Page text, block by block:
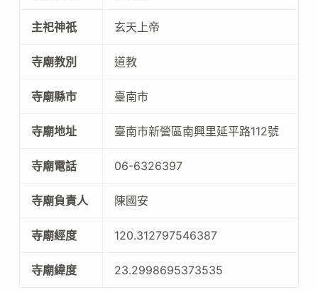
主祀神祇 玄天上帝
寺廟教別 道教
寺廟縣市 臺南市
寺廟地址 臺南市新營區南興里延平路112號
寺廟電話 06-6326397
寺廟負責人 陳國安
寺廟經度 120.312797546387
寺廟緯度 23.2998695373535